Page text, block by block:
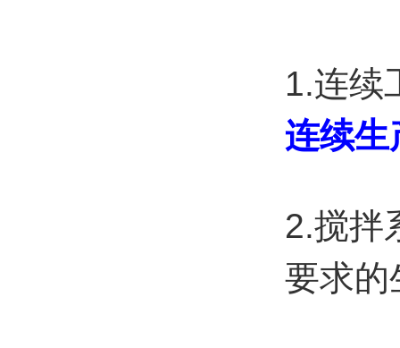
1.连续
连续生
2.搅拌
要求的